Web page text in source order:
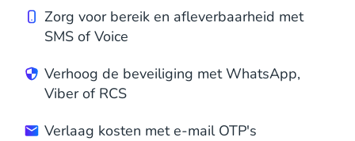
Zorg voor bereik en afleverbaarheid met
SMS of Voice
Verhoog de beveiliging met WhatsApp,
Viber of RCS
Verlaag kosten met e-mail OTP's